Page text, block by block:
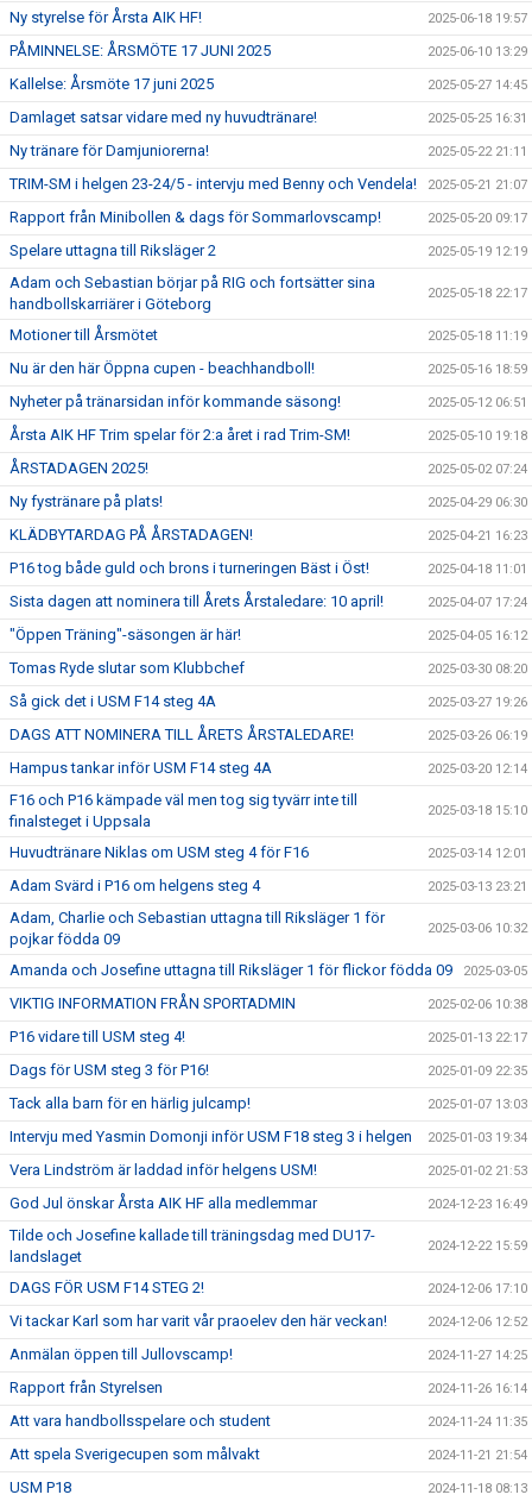
Ny styrelse för Årsta AIK HF! 2025-06-18 19:57
PÅMINNELSE: ÅRSMÖTE 17 JUNI 2025 2025-06-10 13:29
Kallelse: Årsmöte 17 juni 2025 2025-05-27 14:45
Damlaget satsar vidare med ny huvudtränare! 2025-05-25 16:31
Ny tränare för Damjuniorerna! 2025-05-22 21:11
TRIM-SM i helgen 23-24/5 - intervju med Benny och Vendela! 2025-05-21 21:07
Rapport från Minibollen & dags för Sommarlovscamp! 2025-05-20 09:17
Spelare uttagna till Riksläger 2 2025-05-19 12:19
Adam och Sebastian börjar på RIG och fortsätter sina
handbollskarriärer i Göteborg
2025-05-18 22:17
Motioner till Årsmötet 2025-05-18 11:19
Nu är den här Öppna cupen - beachhandboll! 2025-05-16 18:59
Nyheter på tränarsidan inför kommande säsong! 2025-05-12 06:51
Årsta AIK HF Trim spelar för 2:a året i rad Trim-SM! 2025-05-10 19:18
ÅRSTADAGEN 2025! 2025-05-02 07:24
Ny fystränare på plats! 2025-04-29 06:30
KLÄDBYTARDAG PÅ ÅRSTADAGEN! 2025-04-21 16:23
P16 tog både guld och brons i turneringen Bäst i Öst! 2025-04-18 11:01
Sista dagen att nominera till Årets Årstaledare: 10 april! 2025-04-07 17:24
"Öppen Träning"-säsongen är här! 2025-04-05 16:12
Tomas Ryde slutar som Klubbchef 2025-03-30 08:20
Så gick det i USM F14 steg 4A 2025-03-27 19:26
DAGS ATT NOMINERA TILL ÅRETS ÅRSTALEDARE! 2025-03-26 06:19
Hampus tankar inför USM F14 steg 4A 2025-03-20 12:14
F16 och P16 kämpade väl men tog sig tyvärr inte till
finalsteget i Uppsala
2025-03-18 15:10
Huvudtränare Niklas om USM steg 4 för F16 2025-03-14 12:01
Adam Svärd i P16 om helgens steg 4 2025-03-13 23:21
Adam, Charlie och Sebastian uttagna till Riksläger 1 för
pojkar födda 09
2025-03-06 10:32
Amanda och Josefine uttagna till Riksläger 1 för flickor födda 09 2025-03-05
VIKTIG INFORMATION FRÅN SPORTADMIN 2025-02-06 10:38
P16 vidare till USM steg 4! 2025-01-13 22:17
Dags för USM steg 3 för P16! 2025-01-09 22:35
Tack alla barn för en härlig julcamp! 2025-01-07 13:03
Intervju med Yasmin Domonji inför USM F18 steg 3 i helgen 2025-01-03 19:34
Vera Lindström är laddad inför helgens USM! 2025-01-02 21:53
God Jul önskar Årsta AIK HF alla medlemmar 2024-12-23 16:49
Tilde och Josefine kallade till träningsdag med DU17-
landslaget
2024-12-22 15:59
DAGS FÖR USM F14 STEG 2! 2024-12-06 17:10
Vi tackar Karl som har varit vår praoelev den här veckan! 2024-12-06 12:52
Anmälan öppen till Jullovscamp! 2024-11-27 14:25
Rapport från Styrelsen 2024-11-26 16:14
Att vara handbollsspelare och student 2024-11-24 11:35
Att spela Sverigecupen som målvakt 2024-11-21 21:54
USM P18 2024-11-18 08:13